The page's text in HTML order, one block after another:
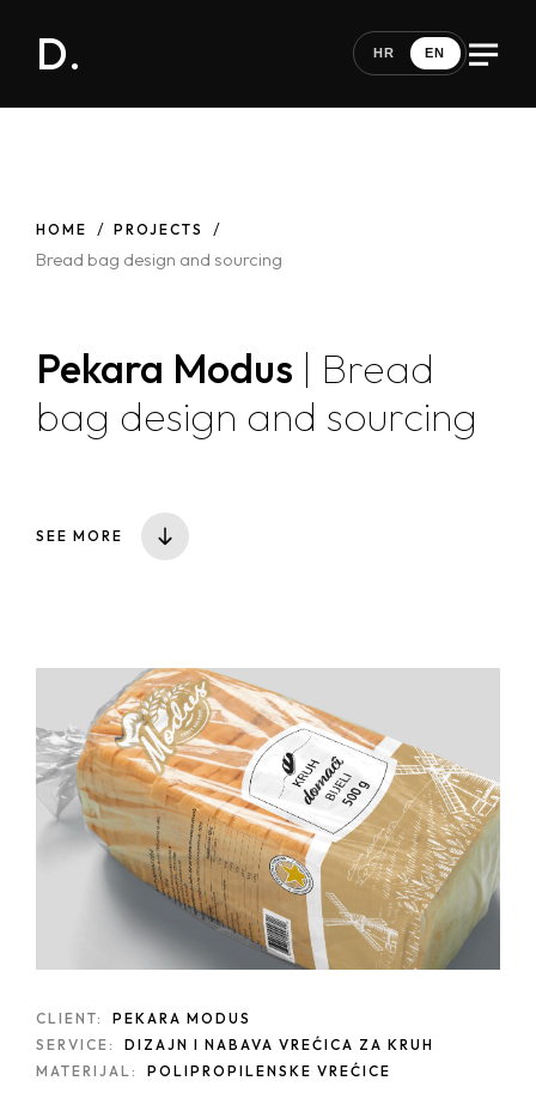
D. HR EN
HOME PROJECTS
Bread bag design and sourcing
Pekara Modus | Bread
bag design and sourcing
SEE MORE
CLIENT:
PEKARA MODUS
SERVICE:
DIZAJN I NABAVA VREĆICA ZA KRUH
MATERIJAL:
POLIPROPILENSKE VREĆICE